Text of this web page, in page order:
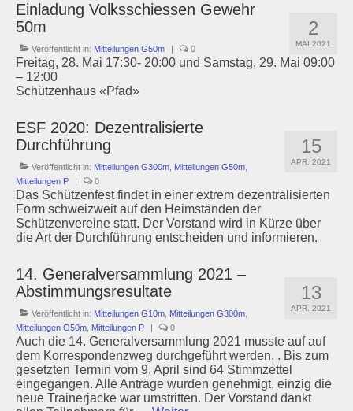
Kalender
Schützenstuben
Newsletter
Fotogalerie
Links
Archiv
2
MAI 2021
Einladung Volksschiessen Gewehr
50m
Veröffentlicht in: Mitteilungen G50m | 0
Freitag, 28. Mai 17:30- 20:00 und Samstag, 29. Mai 09:00
– 12:00
Schützenhaus «Pfad»
15
APR. 2021
ESF 2020: Dezentralisierte
Durchführung
Veröffentlicht in: Mitteilungen G300m Mitteilungen G50m
Mitteilungen P
0
Das Schützenfest findet in einer extrem dezentralisierten
Form schweizweit auf den Heimständen der
Schützenvereine statt. Der Vorstand wird in Kürze über
die Art der Durchführung entscheiden und informieren.
13
APR. 2021
14. Generalversammlung 2021 –
Abstimmungsresultate
Veröffentlicht in: Mitteilungen G10m, Mitteilungen G300m,
Mitteilungen G50m, Mitteilungen P 0
Auch die 14. Generalversammlung 2021 musste auf auf
dem Korrespondenzweg durchgeführt werden. . Bis zum
gesetzten Termin vom 9. April sind 64 Stimmzettel
eingegangen. Alle Anträge wurden genehmigt, einzig die
neue Trainerjacke war umstritten. Der Vorstand dankt